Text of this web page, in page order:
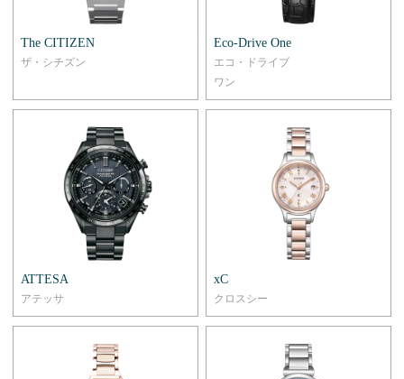
The CITIZEN
ザ・シチズン
Eco-Drive One
エコ・ドライブ
ワン
ATTESA
アテッサ
xC
クロスシー